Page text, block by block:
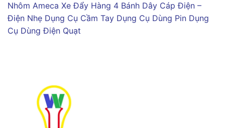
Nhôm Ameca Xe Đẩy Hàng 4 Bánh Dây Cáp Điện –
Điện Nhẹ Dụng Cụ Cầm Tay Dụng Cụ Dùng Pin Dụng
Cụ Dùng Điện Quạt